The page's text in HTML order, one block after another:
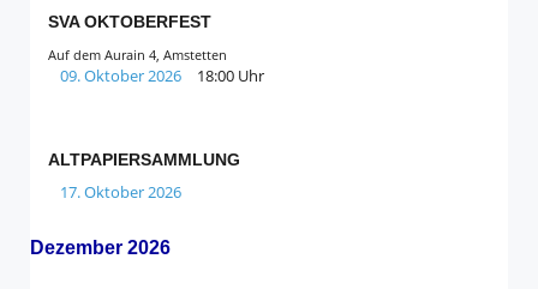
SVA OKTOBERFEST
Auf dem Aurain 4, Amstetten
09. Oktober 2026 18:00 Uhr
ALTPAPIERSAMMLUNG
17. Oktober 2026
Dezember 2026